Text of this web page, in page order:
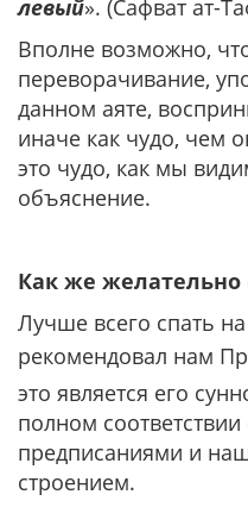
левый». (Сафват ат-
Вполне возможно,
переворачивание,
данном аяте,
иначе как чудо, чем
это чудо, как мы
объяснение.
Как же желательно
Лучше всего спать
рекомендовал нам
это является его
полном
предписаниями и
строением.